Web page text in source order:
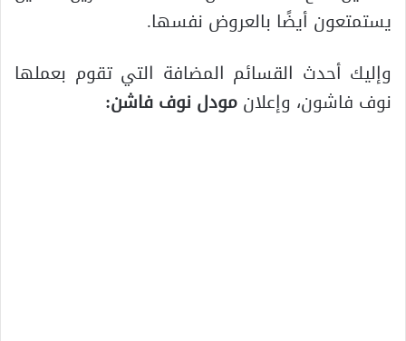
يستمتعون أيضًا بالعروض نفسها.
وإليك أحدث القسائم المضافة التي تقوم بعملها
نوف فاشون، وإعلانمودل نوف فاشن: